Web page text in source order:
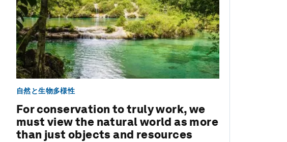
自然と生物多様性
For conservation to truly work, we
must view the natural world as more
than just objects and resources